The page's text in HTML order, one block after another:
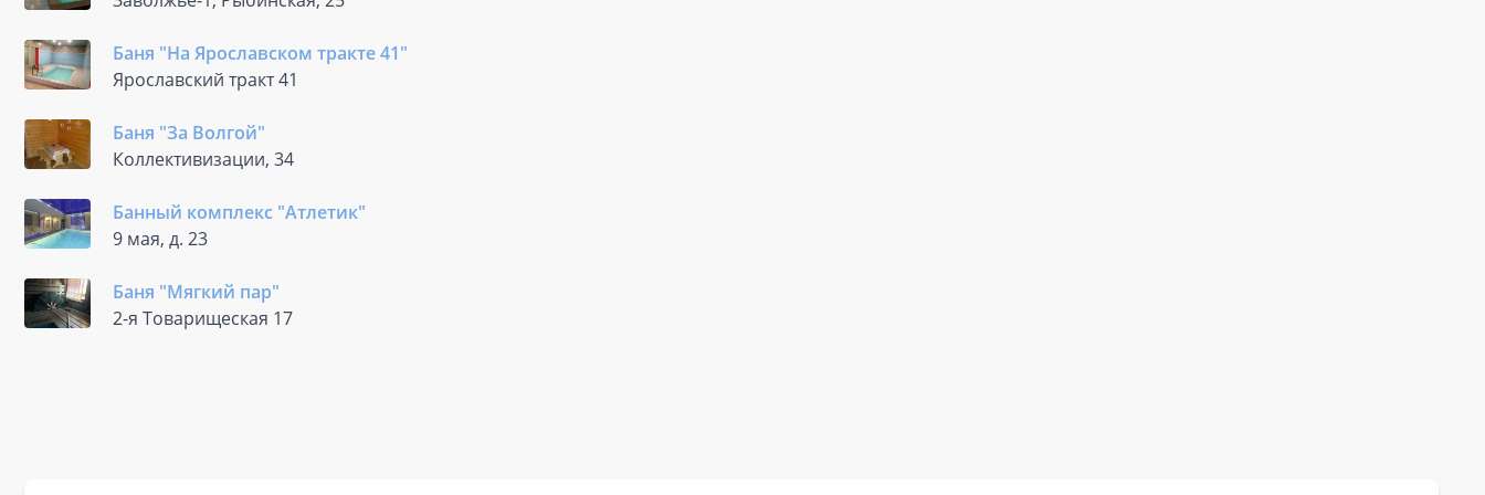
Баня "На Ярославском тракте 41"
Ярославский тракт 41
Баня "За Волгой"
Коллективизации, 34
Банный комплекс "Атлетик"
9 мая, д. 23
Баня "Мягкий пар"
2-я Товарищеская 17